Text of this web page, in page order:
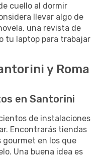
cuello al dormir
llevar algo de
una revista de
tu laptop para trabajar
y Roma
en Santorini
de instalaciones
Encontrarás tiendas
gourmet en los que
Una buena idea es